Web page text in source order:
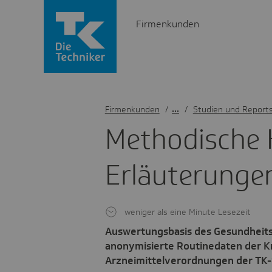
Firmenkunden
Metho­di­sche
Auswertungsbasis des
anonymisierte Routinedaten der
Arzneimittelverordnungen der
weniger als eine Minute Lesezeit
Firmenkunden / Studien und Reports